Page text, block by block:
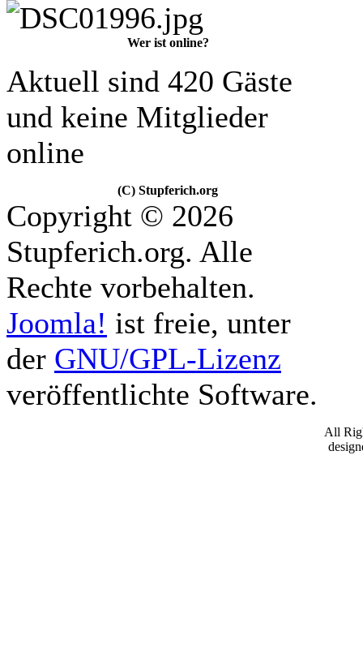
Wer ist online?
Aktuell sind 420 Gäste
und keine Mitglieder
online
(C) Stupferich.org
Copyright © 2026
Stupferich.org. Alle
Rechte vorbehalten.
Joomla! ist freie, unter
der GNU/GPL-Lizenz
veröffentlichte Software.
All